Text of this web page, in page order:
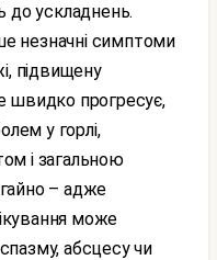
до ускладнень.
незначні симптоми
підвищену
швидко прогресує,
у горлі,
і загальною
– адже
може
абсцесу чи